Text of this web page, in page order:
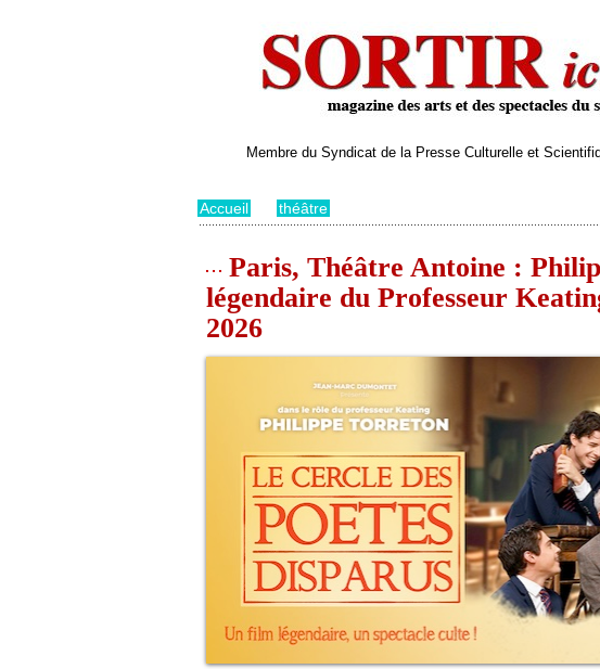
Membre du Syndicat de la Presse Culturelle et
Accueil théâtre
Paris, Théâtre Antoine :
légendaire du Professeur
2026